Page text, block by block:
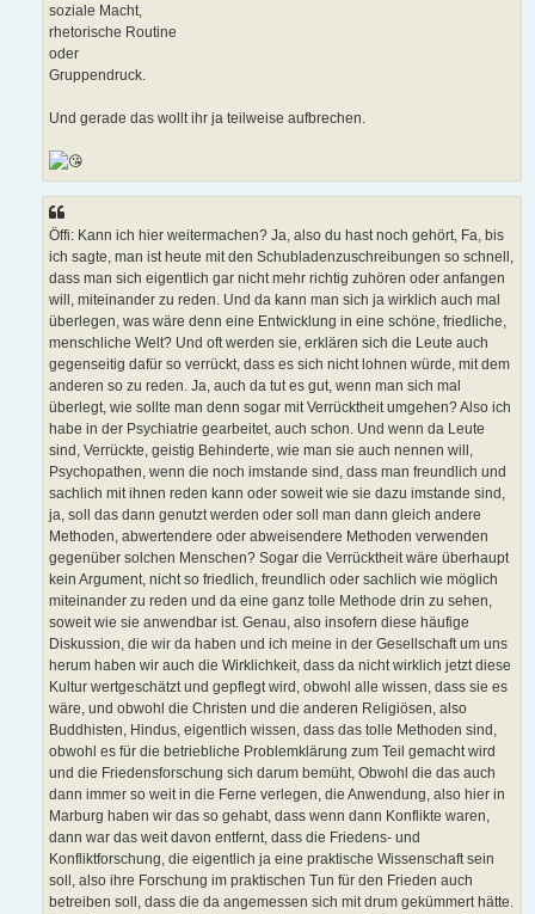
soziale Macht,
rhetorische Routine
oder
Gruppendruck.
Und gerade das wollt ihr ja teilweise aufbrechen.
Öffi: Kann ich hier weitermachen? Ja, also du hast noch gehört, Fa, bis
ich sagte, man ist heute mit den Schubladenzuschreibungen so schnell,
dass man sich eigentlich gar nicht mehr richtig zuhören oder anfangen
will, miteinander zu reden. Und da kann man sich ja wirklich auch mal
überlegen, was wäre denn eine Entwicklung in eine schöne, friedliche,
menschliche Welt? Und oft werden sie, erklären sich die Leute auch
gegenseitig dafür so verrückt, dass es sich nicht lohnen würde, mit dem
anderen so zu reden. Ja, auch da tut es gut, wenn man sich mal
überlegt, wie sollte man denn sogar mit Verrücktheit umgehen? Also ich
habe in der Psychiatrie gearbeitet, auch schon. Und wenn da Leute
sind, Verrückte, geistig Behinderte, wie man sie auch nennen will,
Psychopathen, wenn die noch imstande sind, dass man freundlich und
sachlich mit ihnen reden kann oder soweit wie sie dazu imstande sind,
ja, soll das dann genutzt werden oder soll man dann gleich andere
Methoden, abwertendere oder abweisendere Methoden verwenden
gegenüber solchen Menschen? Sogar die Verrücktheit wäre überhaupt
kein Argument, nicht so friedlich, freundlich oder sachlich wie möglich
miteinander zu reden und da eine ganz tolle Methode drin zu sehen,
soweit wie sie anwendbar ist. Genau, also insofern diese häufige
Diskussion, die wir da haben und ich meine in der Gesellschaft um uns
herum haben wir auch die Wirklichkeit, dass da nicht wirklich jetzt diese
Kultur wertgeschätzt und gepflegt wird, obwohl alle wissen, dass sie es
wäre, und obwohl die Christen und die anderen Religiösen, also
Buddhisten, Hindus, eigentlich wissen, dass das tolle Methoden sind,
obwohl es für die betriebliche Problemklärung zum Teil gemacht wird
und die Friedensforschung sich darum bemüht, Obwohl die das auch
dann immer so weit in die Ferne verlegen, die Anwendung, also hier in
Marburg haben wir das so gehabt, dass wenn dann Konflikte waren,
dann war das weit davon entfernt, dass die Friedens- und
Konfliktforschung, die eigentlich ja eine praktische Wissenschaft sein
soll, also ihre Forschung im praktischen Tun für den Frieden auch
betreiben soll, dass die da angemessen sich mit drum gekümmert hätte.